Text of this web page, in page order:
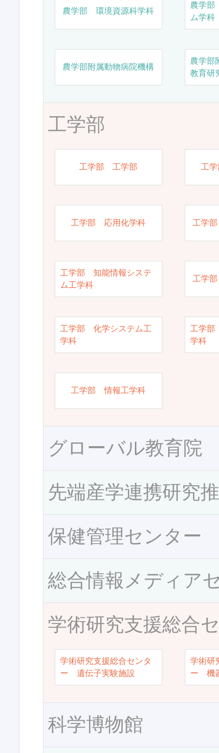
農学部 環境資源科学科
農学
ム学科
農学部附属動物病院機構
農学部
教育研
工学部
工学部 工学部 工
工学部 応用化学科 工学
工学部 知能情報システ
ム工学科
工学
工学部 化学システム工
学科
工学部
学科
工学部 情報工学科
グローバル教育院
先端産学連携研究
保健管理センター
総合情報メディア
学術研究支援総合
学術研究支援総合センタ
ー 遺伝子実験施設
学術研
ー 機
科学博物館